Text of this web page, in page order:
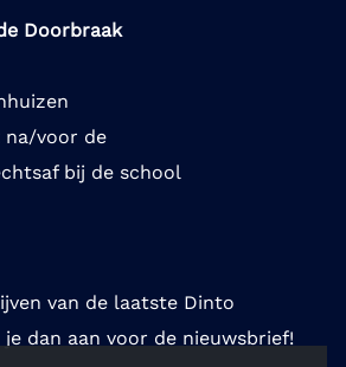
Doorbraak
na/voor de
bij de school
van de laatste Dinto
dan aan voor de nieuwsbrief!